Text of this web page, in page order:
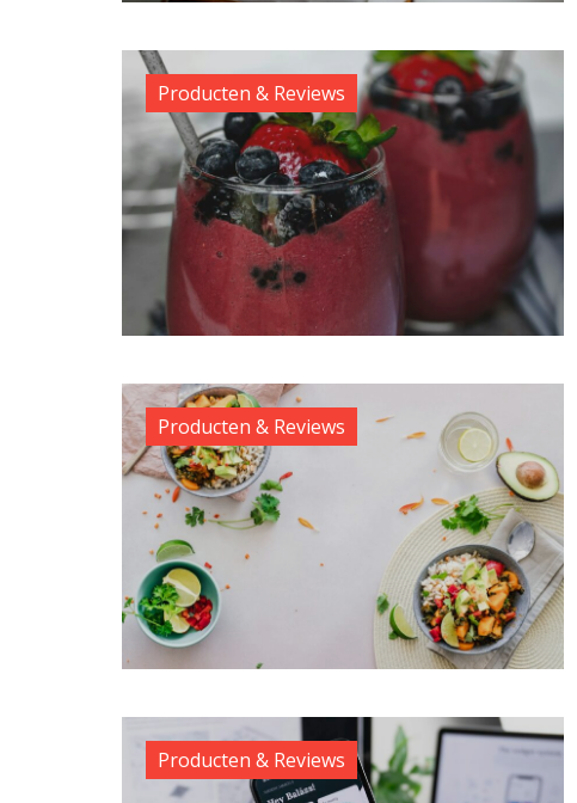
Producten & Reviews
Producten & Reviews
Producten & Reviews